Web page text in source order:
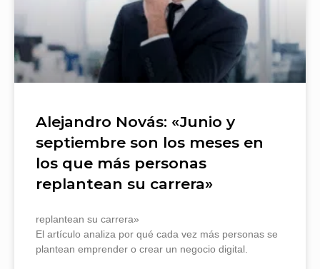
Alejandro Novás: «Junio y
septiembre son los meses en
los que más personas
replantean su carrera»
replantean su carrera»
El artículo analiza por qué cada vez más personas se
plantean emprender o crear un negocio digital.